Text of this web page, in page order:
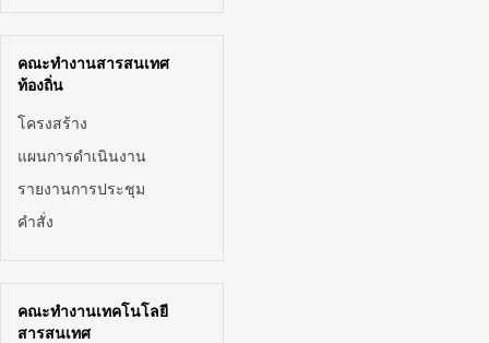
คณะทำงานสารสนเทศ
ท้องถิ่น
โครงสร้าง
แผนการดำเนินงาน
รายงานการประชุม
คำสั่ง
คณะทำงานเทคโนโลยี
สารสนเทศ